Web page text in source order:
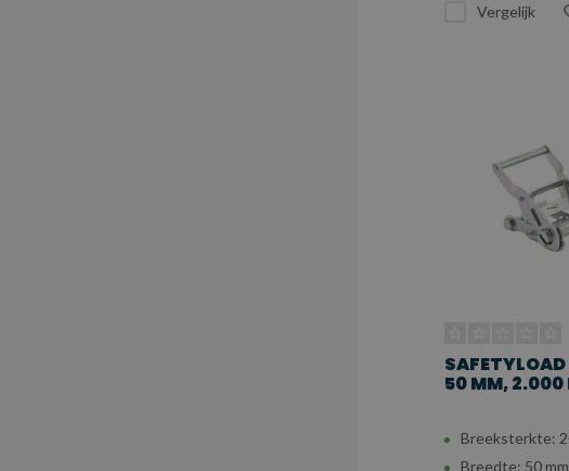
Vergelijk
SAFETYLOAD
50 MM, 2.000
Breeksterkte:
Breedte: 50 mm